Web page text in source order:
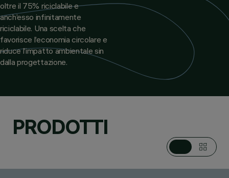
oltre il 75% riciclabile e
anch’esso infinitamente
riciclabile. Una scelta che
favorisce l’economia circolare e
riduce l’impatto ambientale sin
dalla progettazione.
PRODOTTI